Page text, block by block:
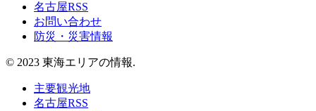
名古屋RSS
お問い合わせ
防災・災害情報
© 2023 東海エリアの情報.
主要観光地
名古屋RSS